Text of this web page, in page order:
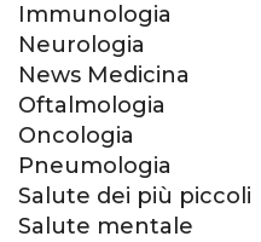
Immunologia
Neurologia
News Medicina
Oftalmologia
Oncologia
Pneumologia
Salute dei più piccoli
Salute mentale